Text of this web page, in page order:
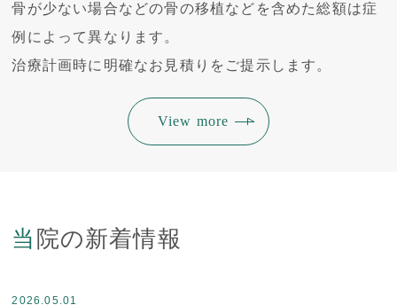
骨が少ない場合などの骨の移植などを含めた総額は症
例によって異なります。
治療計画時に明確なお見積りをご提示します。
View more
当院の新着情報
2026.05.01